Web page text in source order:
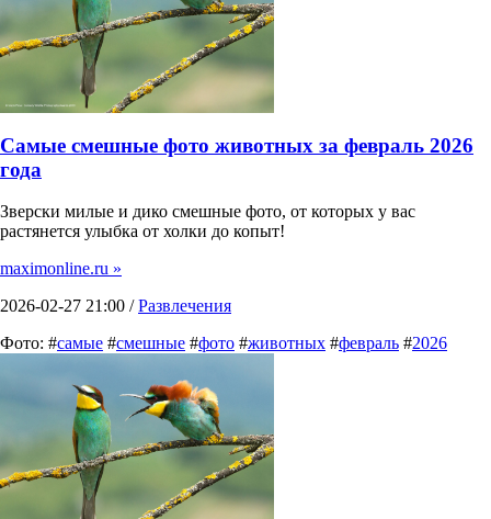
Самые смешные фото животных за февраль 2026
года
Зверски милые и дико смешные фото, от которых у вас
растянется улыбка от холки до копыт!
maximonline.ru »
2026-02-27 21:00 /Развлечения
Фото: #самые #смешные #фото #животных #февраль #2026